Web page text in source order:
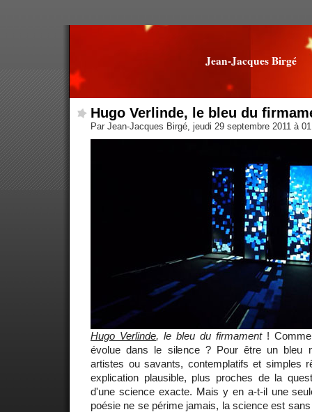
Jean-Jacques Birgé
Hugo Verlinde, le bleu du
Par Jean-Jacques Birgé, jeudi 29 septembre 2011 à
Hugo Verlinde, le bleu du firmament!
évolue dans le silence ? Pour être un bleu
artistes ou savants, contemplatifs et simples
explication plausible, plus proches de la
d'une science exacte. Mais y en a-t-il une
poésie ne se périme jamais, la science est